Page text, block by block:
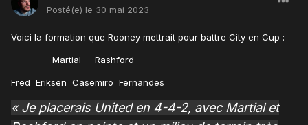
Posté(e) le 30 mai 2023
Voici la formation que Rooney mettrait pour battre City en Cup :
Martial Rashford
Fred Eriksen Casemiro Fernandes
« Je placerais United en 4-4-2, avec Martial et